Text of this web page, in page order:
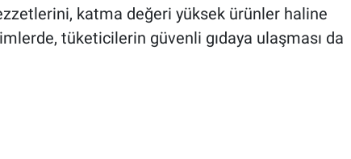
katma değeri yüksek ürünler haline
tüketicilerin güvenli gıdaya ulaşması da